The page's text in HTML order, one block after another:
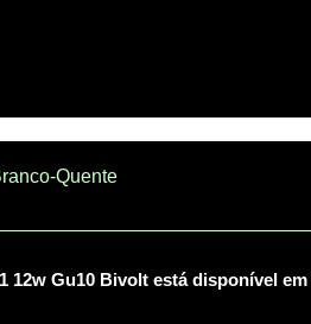
Quente
12w Gu10 Bivolt está disponível